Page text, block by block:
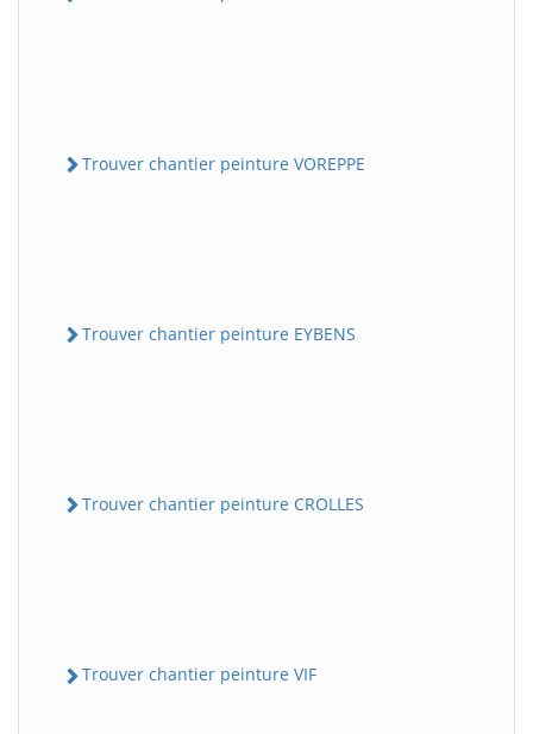
Trouver chantier peinture VOREPPE
Trouver chantier peinture EYBENS
Trouver chantier peinture CROLLES
Trouver chantier peinture VIF